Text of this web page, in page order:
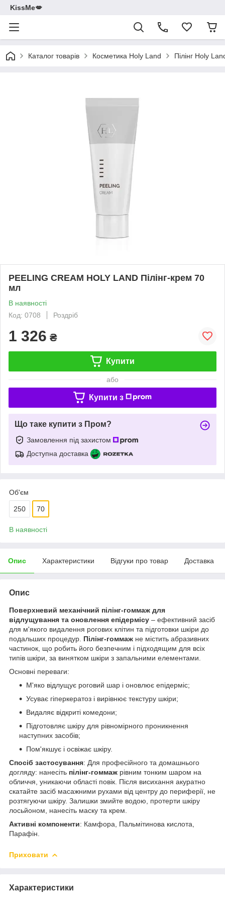
KissMe💋
Каталог товарів Косметика Holy Land Пілінг Holy
PEELING CREAM HOLY LAND Пілінг-крем 70
мл
В наявності
Код: 0708
Роздріб
1 326 ₴
Купити
або
Купити з
Що таке купити з Пром?
Замовлення під захистом
Доступна доставка
Об'єм
250 70
В наявності
Опис Характеристики Відгуки про товар Доставка
Опис
Поверхневий механічний пілінг-гоммаж для
відлущування та оновлення епідермісу – ефективний засіб
для м'якого видалення рогових клітин та підготовки шкіри до
подальших процедур. Пілінг-гоммаж не містить абразивних
частинок, що робить його безпечним і підходящим для всіх
типів шкіри, за винятком шкіри з запальними елементами.
Основні переваги:
М'яко відлущує роговий шар і оновлює епідерміс;
Усуває гіперкератоз і вирівнює текстуру шкіри;
Видаляє відкриті комедони;
Підготовляє шкіру для рівномірного проникнення
наступних засобів;
Пом'якшує і освіжає шкіру.
Спосіб застосування: Для професійного та домашнього
догляду: нанесіть пілінг-гоммаж рівним тонким шаром на
обличчя, уникаючи області повік. Після висихання акуратно
скатайте засіб масажними рухами від центру до периферії, не
розтягуючи шкіру. Залишки змийте водою, протерти шкіру
лосьйоном, нанесіть маску та крем.
Активні компоненти: Камфора, Пальмітинова кислота,
Парафін.
Приховати
Характеристики